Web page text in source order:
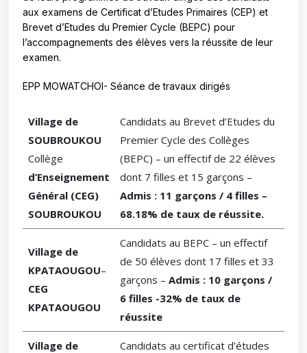
aux examens de Certificat d’Etudes Primaires (CEP) et
Brevet d’Etudes du Premier Cycle (BEPC) pour
l’accompagnements des élèves vers la réussite de leur
examen.
EPP MOWATCHOI- Séance de travaux dirigés
Village de
SOUBROUKOU
Collège
d’Enseignement
Général (CEG)
SOUBROUKOU
Candidats au Brevet d’Etudes du
Premier Cycle des Collèges
(BEPC) – un effectif de 22 élèves
dont 7 filles et 15 garçons –
Admis : 11 garçons / 4 filles –
68.18% de taux de réussite.
Village de
KPATAOUGOU–
CEG
KPATAOUGOU
Candidats au BEPC – un effectif
de 50 élèves dont 17 filles et 33
garçons – Admis : 10 garçons /
6 filles -32% de taux de
réussite
Village de
Candidats au certificat d’études